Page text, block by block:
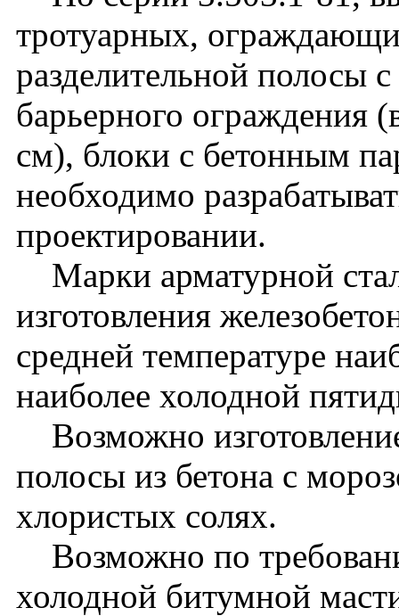
тротуарных,
разделительной полосы
барьерного ограждения
см), блоки с бетонным
необходимо
проектировании.
Марки арматурной
изготовления
средней температуре
наиболее холодной
Возможно
полосы из бетона с
хлористых солях.
Возможно по
холодной битумной